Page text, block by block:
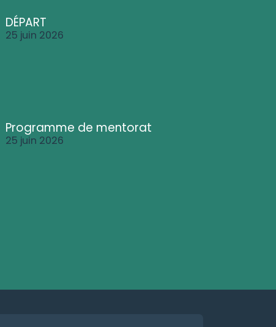
DÉPART
25 juin 2026
Programme de mentorat
25 juin 2026